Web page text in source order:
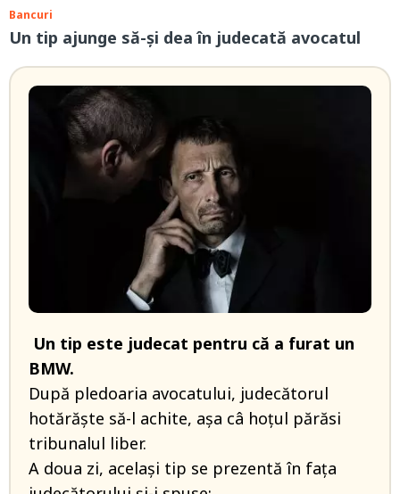
Bancuri
Un tip ajunge să-și dea în judecată avocatul
Un tip este judecat pentru că a furat un
BMW.
După pledoaria avocatului, judecătorul
hotărăște să-l achite, așa câ hoțul părăsi
tribunalul liber.
A doua zi, același tip se prezentă în fața